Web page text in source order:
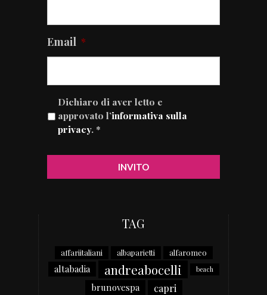
Email *
Dichiaro di aver letto e
approvato l’informativa sulla
privacy. *
TAG
affariitaliani albaparietti alfaromeo
altabadia andreabocelli beach
brunovespa capri